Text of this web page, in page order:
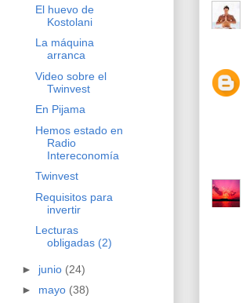
El huevo de
Kostolani
La máquina
arranca
Video sobre el
Twinvest
En Pijama
Hemos estado en
Radio
Intereconomía
Twinvest
Requisitos para
invertir
Lecturas
obligadas (2)
► junio (24)
► mayo (38)